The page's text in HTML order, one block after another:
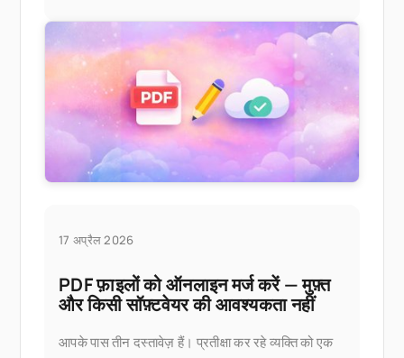
17 अप्रैल 2026
PDF फ़ाइलों को ऑनलाइन मर्ज करें — मुफ़्त
और किसी सॉफ़्टवेयर की आवश्यकता नहीं
आपके पास तीन दस्तावेज़ हैं। प्रतीक्षा कर रहे व्यक्ति को एक